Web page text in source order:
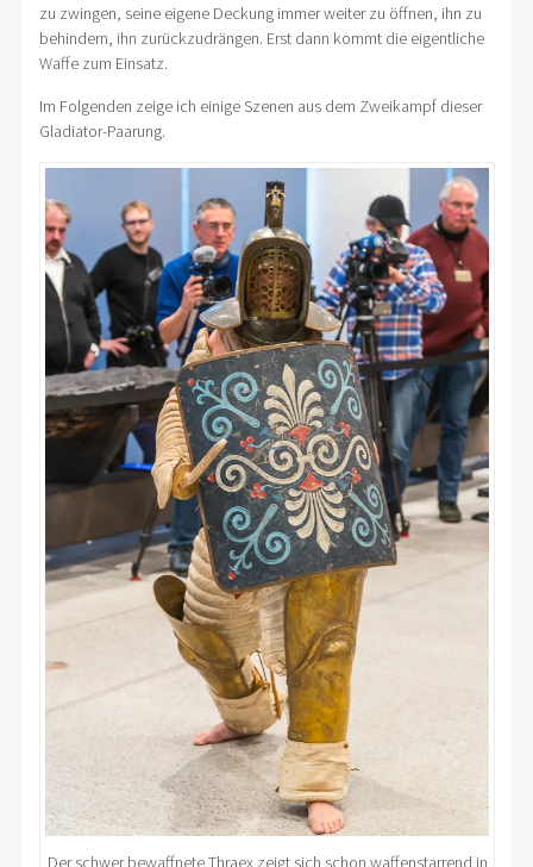
zu zwingen, seine eigene Deckung immer weiter zu öffnen, ihn zu
behindern, ihn zurückzudrängen. Erst dann kommt die eigentliche
Waffe zum Einsatz.
Im Folgenden zeige ich einige Szenen aus dem Zweikampf dieser
Gladiator-Paarung.
Der schwer bewaffnete Thraex zeigt sich schon waffenstarrend in